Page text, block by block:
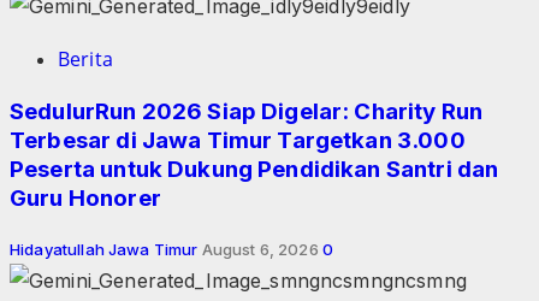
Berita
SedulurRun 2026 Siap Digelar: Charity Run
Terbesar di Jawa Timur Targetkan 3.000
Peserta untuk Dukung Pendidikan Santri dan
Guru Honorer
Hidayatullah Jawa Timur August 6, 2026 0